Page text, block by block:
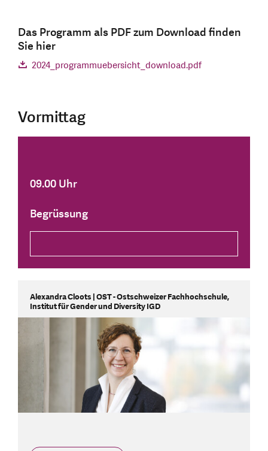
Das Programm als PDF zum Download finden
Sie hier
2024_programmuebersicht_download.pdf
Vormittag
09.00 Uhr
Begrüssung
Alexandra Cloots | OST - Ostschweizer Fachhochschule,
Institut für Gender und Diversity IGD